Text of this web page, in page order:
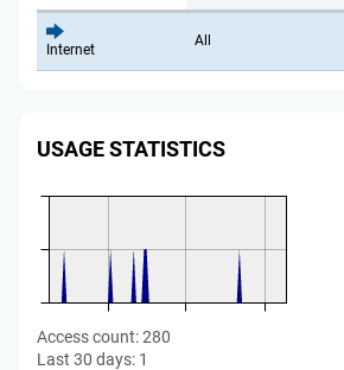
Internet
All
USAGE STATISTICS
Access count:280
Last 30 days: 1